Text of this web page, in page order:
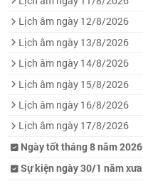
Lịch âm ngày 12/8/2026
Lịch âm ngày 13/8/2026
Lịch âm ngày 14/8/2026
Lịch âm ngày 15/8/2026
Lịch âm ngày 16/8/2026
Lịch âm ngày 17/8/2026
Ngày tốt tháng 8 năm 2026
Sự kiện ngày 30/1 năm xưa